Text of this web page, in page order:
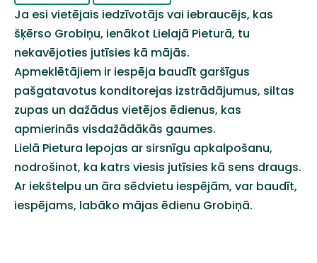
Ja esi vietējais iedzīvotājs vai iebraucējs, kas
šķērso Grobiņu, ienākot Lielajā Pieturā, tu
nekavējoties jutīsies kā mājās.
Apmeklētājiem ir iespēja baudīt garšīgus
pašgatavotus konditorejas izstrādājumus, siltas
zupas un dažādus vietējos ēdienus, kas
apmierinās visdažādākās gaumes.
Lielā Pietura lepojas ar sirsnīgu apkalpošanu,
nodrošinot, ka katrs viesis jutīsies kā sens draugs.
Ar iekštelpu un āra sēdvietu iespējām, var baudīt,
iespējams, labāko mājas ēdienu Grobiņā.